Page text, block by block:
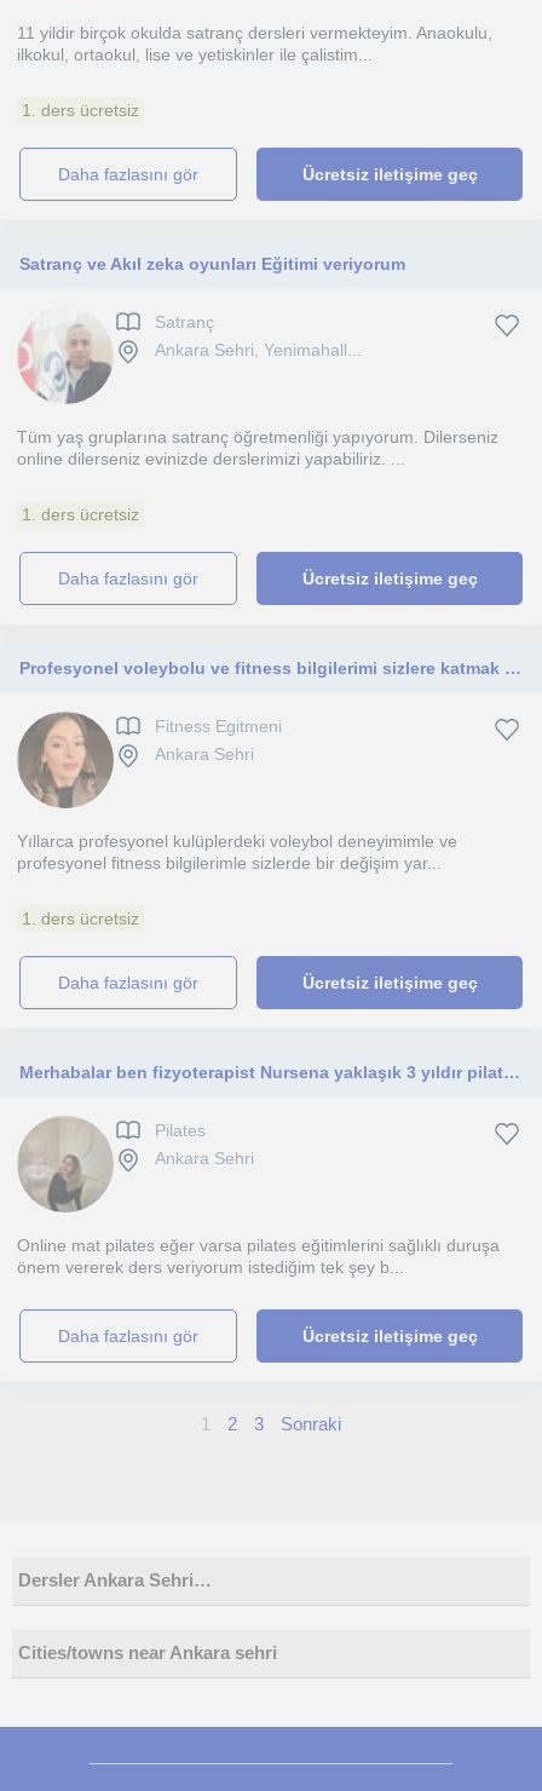
11 yildir birçok okulda satranç dersleri vermekteyim. Anaokulu,
ilkokul, ortaokul, lise ve yetiskinler ile çalistim...
1. ders ücretsiz
daha fazlasını gör Ücretsiz iletişime geç
Satranç ve Akıl zeka oyunları Eğitimi veriyorum
Satranç
Ankara Sehri, Yenimahall...
Tüm yaş gruplarına satranç öğretmenliği yapıyorum. Dilerseniz
online dilerseniz evinizde derslerimizi yapabiliriz. ...
1. ders ücretsiz
daha fazlasını gör Ücretsiz iletişime geç
Profesyonel voleybolu ve fitness bilgilerimi sizlere katmak isterim
Fitness Egitmeni
Ankara Sehri
Yıllarca profesyonel kulüplerdeki voleybol deneyimimle ve
profesyonel fitness bilgilerimle sizlerde bir değişim yar...
1. ders ücretsiz
daha fazlasını gör Ücretsiz iletişime geç
Merhabalar ben fizyoterapist Nursena yaklaşık 3 yıldır pilatesle ilgileniyorum. Reformer pilates, mat pilates, hamile pilates
Pilates
Ankara Sehri
Online mat pilates eğer varsa pilates eğitimlerini sağlıklı duruşa
önem vererek ders veriyorum istediğim tek şey b...
daha fazlasını gör Ücretsiz iletişime geç
1 2 3 Sonraki
Dersler Ankara Sehri…
Cities/towns near Ankara sehri